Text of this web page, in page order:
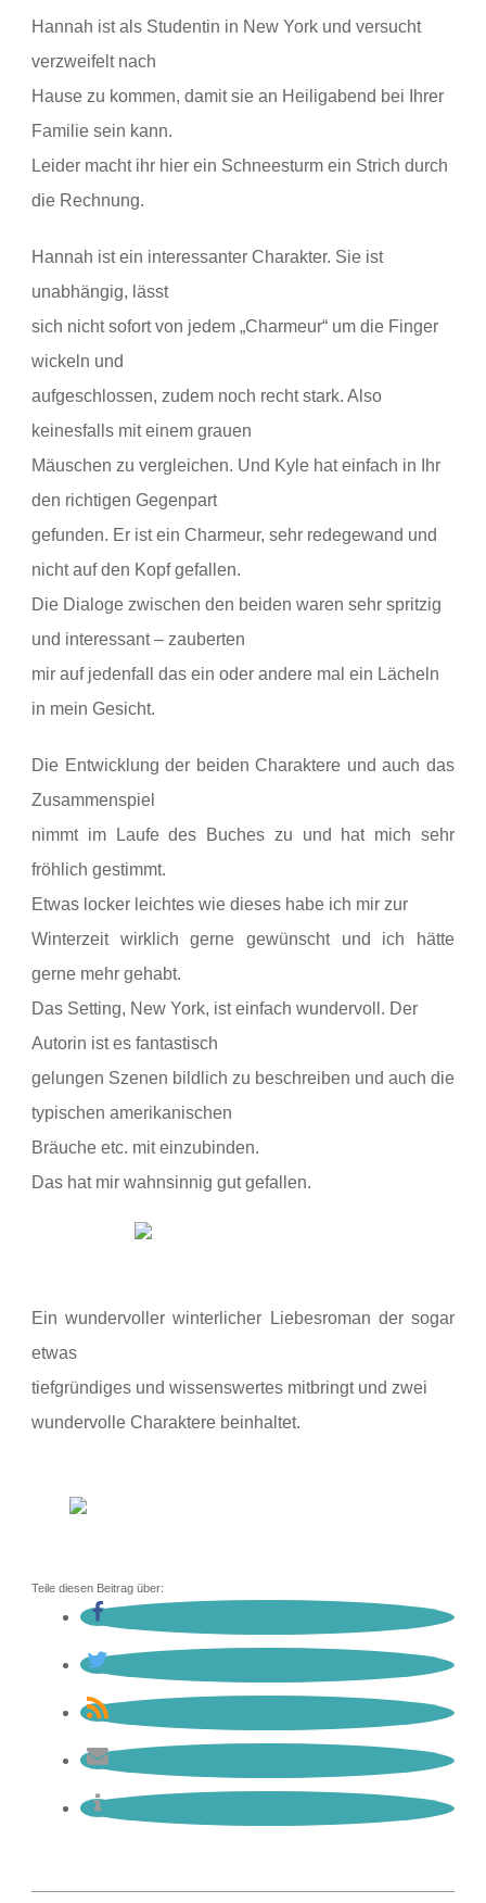
Hannah ist als Studentin in New York und versucht
verzweifelt nach
Hause zu kommen, damit sie an Heiligabend bei Ihrer
Familie sein kann.
Leider macht ihr hier ein Schneesturm ein Strich durch
die Rechnung.
Hannah ist ein interessanter Charakter. Sie ist
unabhängig, lässt
sich nicht sofort von jedem „Charmeur“ um die Finger
wickeln und
aufgeschlossen, zudem noch recht stark. Also
keinesfalls mit einem grauen
Mäuschen zu vergleichen. Und Kyle hat einfach in Ihr
den richtigen Gegenpart
gefunden. Er ist ein Charmeur, sehr redegewand und
nicht auf den Kopf gefallen.
Die Dialoge zwischen den beiden waren sehr spritzig
und interessant – zauberten
mir auf jedenfall das ein oder andere mal ein Lächeln
in mein Gesicht.
Die Entwicklung der beiden Charaktere und auch das
Zusammenspiel
nimmt im Laufe des Buches zu und hat mich sehr
fröhlich gestimmt.
Etwas locker leichtes wie dieses habe ich mir zur
Winterzeit wirklich gerne gewünscht und ich hätte
gerne mehr gehabt.
Das Setting, New York, isteinfach wundervoll. Der
Autorin ist es fantastisch
gelungen Szenen bildlich zu beschreiben und auch die
typischen amerikanischen
Bräuche etc. mit einzubinden.
Das hat mir wahnsinnig gut gefallen.
Ein wundervoller winterlicher Liebesroman der sogar
etwas
tiefgründiges und wissenswertes mitbringt und zwei
wundervolle Charaktere beinhaltet.
Teile diesen Beitrag über: